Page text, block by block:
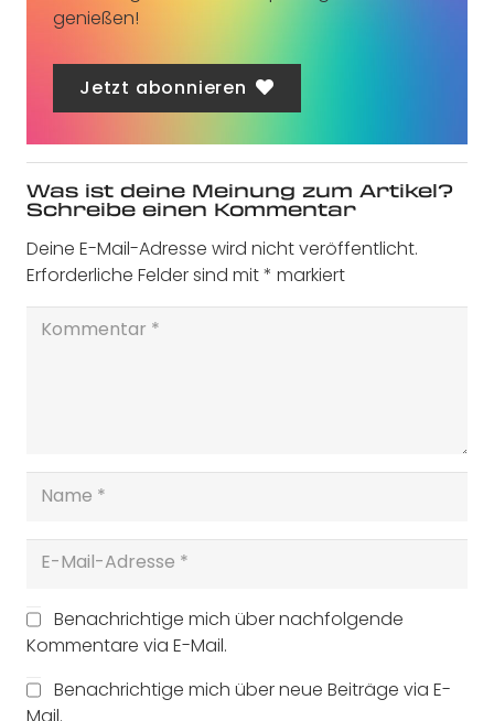
genießen!
Jetzt abonnieren
Was ist deine Meinung zum Artikel?
Schreibe einen Kommentar
Deine E-Mail-Adresse wird nicht veröffentlicht.
Erforderliche Felder sind mit* markiert
Benachrichtige mich über nachfolgende
Kommentare via E-Mail.
Benachrichtige mich über neue Beiträge via E-
Mail.